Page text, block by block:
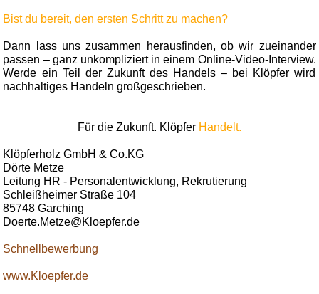
Bist du bereit, den ersten Schritt zu machen?
Dann lass uns zusammen herausfinden, ob wir zueinander
passen – ganz unkompliziert in einem Online-Video-Interview.
Werde ein Teil der Zukunft des Handels – bei Klöpfer wird
nachhaltiges Handeln großgeschrieben.
Für die Zukunft. Klöpfer Handelt.
Klöpferholz GmbH & Co.KG
Dörte Metze
Leitung HR - Personalentwicklung, Rekrutierung
Schleißheimer Straße 104
85748 Garching
Doerte.Metze@Kloepfer.de
Schnellbewerbung
www.Kloepfer.de